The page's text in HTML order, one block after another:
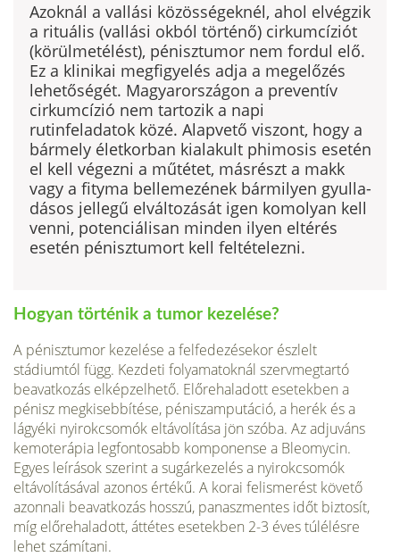
Azoknál a vallási közösségeknél, ahol elvégzik
a rituális (vallási okból történő) cirkumcíziót
(körülmetélést), pénisztumor nem fordul elő.
Ez a klinikai megfigyelés adja a megelőzés
lehetőségét. Magyarországon a pre­ventív
cirkumcízió nem tartozik a napi
rutinfeladatok közé. Alapvető vi­szont, hogy a
bármely életkorban kialakult phimosis esetén
el kell végezni a műtétet, másrészt a makk
vagy a fityma bellemezének bármilyen gyulla­
dásos jellegű elváltozását igen komolyan kell
venni, potenciálisan minden ilyen eltérés
esetén pénisztumort kell feltételezni.
Hogyan történik a tumor kezelése?
A pénisztumor kezelése a felfedezésekor észlelt
stádiumtól függ. Kezde­ti folyamatoknál szervmegtartó
beavatkozás elképzelhető. Előrehaladott esetekben a
pénisz megkisebbítése, péniszamputáció, a herék és a
lágyéki nyirokcsomók eltávolítása jön szóba. Az adjuváns
kemoterápia legfonto­sabb komponense a Bleomycin.
Egyes leírások szerint a sugárkezelés a nyirokcsomók
eltávolításával azonos értékű. A korai felismerést követő
azonnali beavatkozás hosszú, panaszmentes időt biztosít,
míg előrehala­dott, áttétes esetekben 2-3 éves túlélésre
lehet számítani.